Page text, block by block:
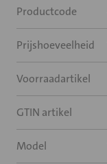
Productcode
Prijshoeveelheid
Voorraadartikel
GTIN artikel
Model